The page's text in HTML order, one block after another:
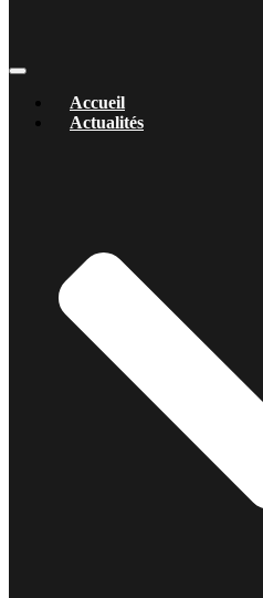
Accueil
Actualités